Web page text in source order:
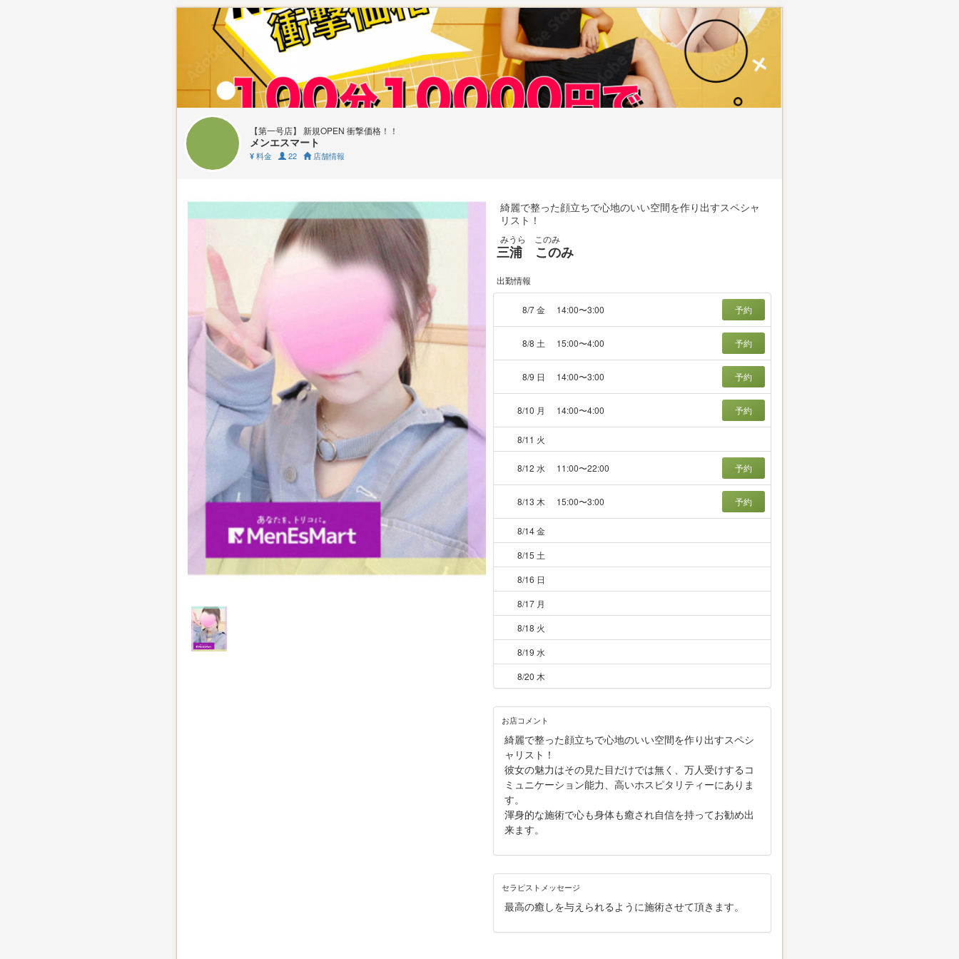
【第一号店】 新規OPEN 衝撃価格！！
メンエスマート
¥ 料金 22 店舗情報
綺麗で整った顔立ちで心地のいい空間を作り出すスペシャ
リスト！
みうら このみ
三浦 このみ
出勤情報
8/7 金 14:00〜3:00 予約
8/8 土 15:00〜4:00 予約
8/9 日 14:00〜3:00 予約
8/10 月 14:00〜4:00 予約
8/11 火
8/12 水 11:00〜22:00 予約
8/13 木 15:00〜3:00 予約
8/14 金
8/15 土
8/16 日
8/17 月
8/18 火
8/19 水
8/20 木
お店コメント
綺麗で整った顔立ちで心地のいい空間を作り出すスペシ
ャリスト！
彼女の魅力はその見た目だけでは無く、万人受けするコ
ミュニケーション能力、高いホスピタリティーにありま
す。
渾身的な施術で心も身体も癒され自信を持ってお勧め出
来ます。
セラピストメッセージ
最高の癒しを与えられるように施術させて頂きます。